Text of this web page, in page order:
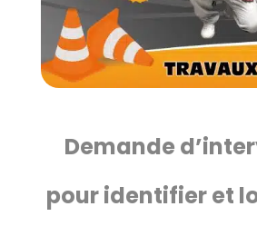
Demande
pour identifier et